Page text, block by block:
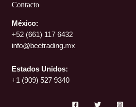
Contacto
México:
+52 (661) 117 6432
info@beetrading.mx
Estados Unidos:
+1 (909) 527 9340